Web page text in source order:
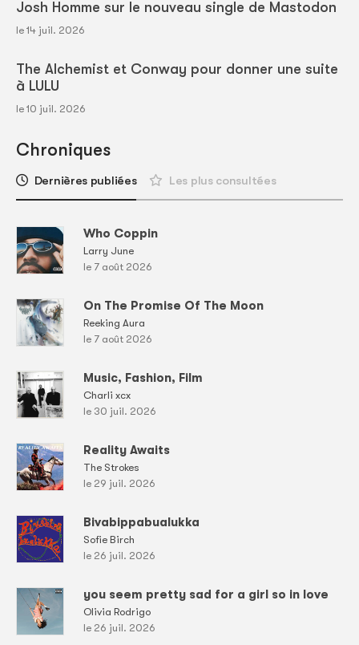
Josh Homme sur le nouveau single de Mastodon
le 14 juil. 2026
The Alchemist et Conway pour donner une suite
à LULU
le 10 juil. 2026
Chroniques
Dernières publiées Les plus consultées
Who Coppin
Larry June
le 7 août 2026
On The Promise Of The Moon
Reeking Aura
le 7 août 2026
Music, Fashion, Film
Charli xcx
le 30 juil. 2026
Reality Awaits
The Strokes
le 29 juil. 2026
Bivabippabualukka
Sofie Birch
le 26 juil. 2026
you seem pretty sad for a girl so in love
Olivia Rodrigo
le 26 juil. 2026